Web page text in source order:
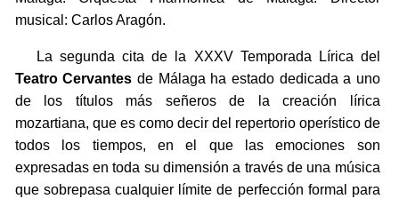
musical: Carlos Aragón.
La segunda cita de la XXXV Temporada Lírica del
Teatro Cervantes de Málaga ha estado dedicada a uno
de los títulos más señeros de la creación lírica
mozartiana, que es como decir del repertorio operístico de
todos los tiempos, en el que las emociones son
expresadas en toda su dimensión a través de una música
que sobrepasa cualquier límite de perfección formal para